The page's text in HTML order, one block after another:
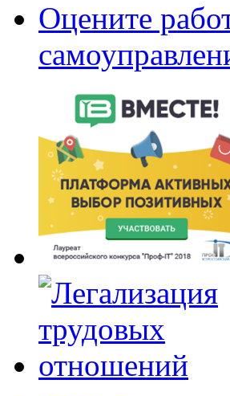
Оцените